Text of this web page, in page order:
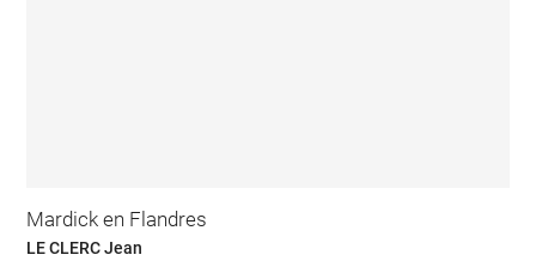
Mardick en Flandres
LE CLERC Jean